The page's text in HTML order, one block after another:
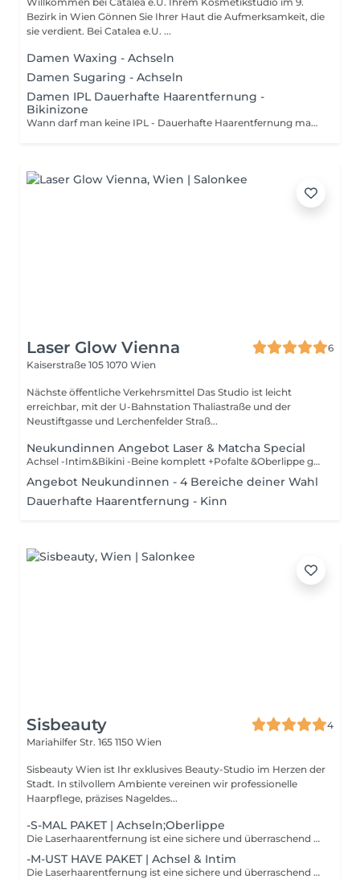
Bezirk in Wien Gönnen Sie Ihrer Haut die Aufmerksamkeit, die
sie verdient. Bei Catalea e.U. ...
Damen Waxing - Achseln
Damen Sugaring - Achseln
Damen IPL Dauerhafte Haarentfernung -
Bikinizone
Wann darf man keine IPL - Dauerhafte Haarentfernung machen: Unter 18 Jahren, Schwangerschaft, Stillzeit, Bluter, Diabetiker, Epilepsie Stoffwechselerkrankung, PCT, Sonnenbrand, Sonnenallergie Wenn man regelmäßig Selbstbräunungsmittel verwendet und die letzte Anwendung keine 2 Wochen her ist. Wenn man Nahrungsergänzungsmittel wie Beta Carotin oder Carotin einnimmt. Wenn man eine Infektion im behandelnden Hautareal hat. Wenn man weiße, blonde oder rote Haare hat, funktioniert die IPL Behandlung nicht. Wenn man eine Blutkrankheiten hat, Anämien Blutarmut, Leukopenien verminderte Anzahl der weißen Blutkörperchen, Thrombopenien Mangel an Blutblättchen, usw. Wenn man in dem behandelnden Hautareal eine Tätowierung hat, darf man an dieser Stelle keine IPL Behandlung machen. Im Fall von hormonell bedingten Störungen, Pupertät, Wechseljahre, oder Einnahmen von Medikamenten, die das Hormonsystem beeinflussen, kann die Anzahl der benötigten Behandlungen höher sein. Der menschliche Körper bildet im Laufe eines Jahres etwa 1 bis 15 % der Haare neu. Dieser Wert ist von Mensch zu Mensch verschieden und ist auch für die jeweiligen Körperzonen unterschiedlich. Es können nach der Anwendung für kurze Zeit Rötungen auftreten, das ist eine normale Reaktion der Haut und sollte nicht länger als einige Stunden andauern. In ganz seltenen Fällen sind ausgeprägte Rötungen vom Typ oberflächlicher Verbrennungen festzustellen. Optimale Ergebnisse werden mit 8 -10 Behandlungen erzielt, die im Abstand von 2 Monaten durchgeführt werden. Nach den 10 Behandlungen wird später dann nur mehr 1 - 3 Behandlungen pro Jahr erforderlich sein, um eine endgültige Haarentfernung der behandelten Bereiche zu erzielen. Es ist besonders wichtig, nach der IPL Behandlung ein Sonnenschutzmittel mit LSF 30 -50 täglich aufzutragen, wenn man natürlicher oder künstlicher UV-Strahlung ausgesetzt ist.
Laser Glow Vienna
6
Kaiserstraße 105 1070 Wien
Nächste öffentliche Verkehrsmittel Das Studio ist leicht
erreichbar, mit der U-Bahnstation Thaliastraße und der
Neustiftgasse und Lerchenfelder Straß...
Neukundinnen Angebot Laser & Matcha Special
Achsel -Intim&Bikini -Beine komplett +Pofalte &Oberlippe geschenkt
Angebot Neukundinnen - 4 Bereiche deiner Wahl
Dauerhafte Haarentfernung - Kinn
Sisbeauty
4
Mariahilfer Str. 165 1150 Wien
Sisbeauty Wien ist Ihr exklusives Beauty-Studio im Herzen der
Stadt. In stilvollem Ambiente vereinen wir professionelle
Haarpflege, präzises Nageldes...
-S-MAL PAKET | Achseln;Oberlippe
Die Laserhaarentfernung ist eine sichere und überraschend schnelle Option für jeden, der bereit ist, seinen Rasierer loszuwerden. Wenn du dir morgens ein paar Minuten Zeit sparen willst, ist die Laserhaarentfernung ein schnelles und praktisch schmerzloses Verfahren, das deine Haut für immer glatt und makellos macht.
-M-UST HAVE PAKET | Achsel & Intim
Die Laserhaarentfernung ist eine sichere und überraschend schnelle Option für jeden, der bereit ist, seinen Rasierer loszuwerden. Wenn du dir morgens ein paar Minuten Zeit sparen willst, ist die Laserhaarentfernung ein schnelles und praktisch schmerzloses Verfahren, das deine Haut für immer glatt und makellos macht.